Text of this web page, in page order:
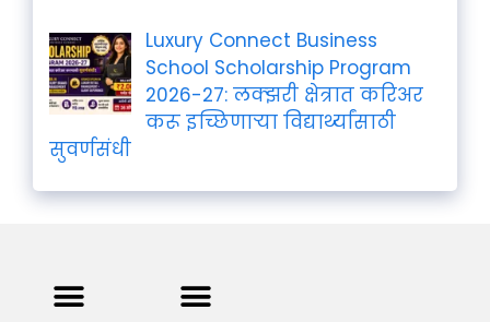
Luxury Connect Business
School Scholarship Program
2026-27: लक्झरी क्षेत्रात करिअर
करू इच्छिणाऱ्या विद्यार्थ्यांसाठी
सुवर्णसंधी